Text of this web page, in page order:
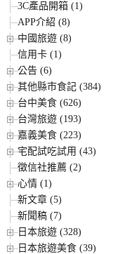
3C產品開箱 (1)
APP介紹 (8)
中國旅遊 (8)
信用卡 (1)
公告 (6)
其他縣市食記 (384)
台中美食 (626)
台灣旅遊 (193)
嘉義美食 (223)
宅配試吃試用 (43)
徵信社推薦 (2)
心情 (1)
新文章 (5)
新聞稿 (7)
日本旅遊 (328)
日本旅遊美食 (39)